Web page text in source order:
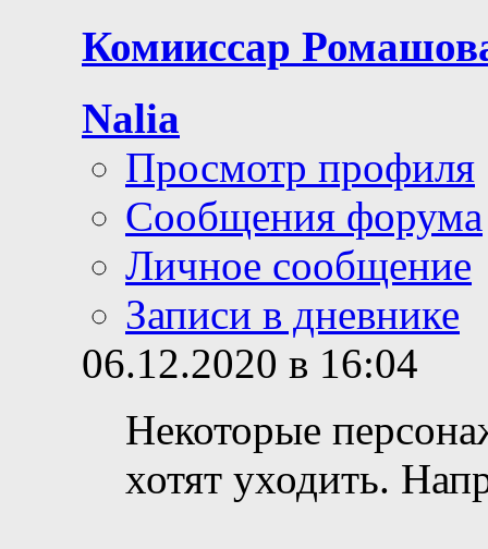
Комииссар
Nalia
Просмотр профиля
Сообщения форума
Личное сообщение
Записи в дневнике
06.12.2020 в 16:04
Некоторые
хотят уходить.